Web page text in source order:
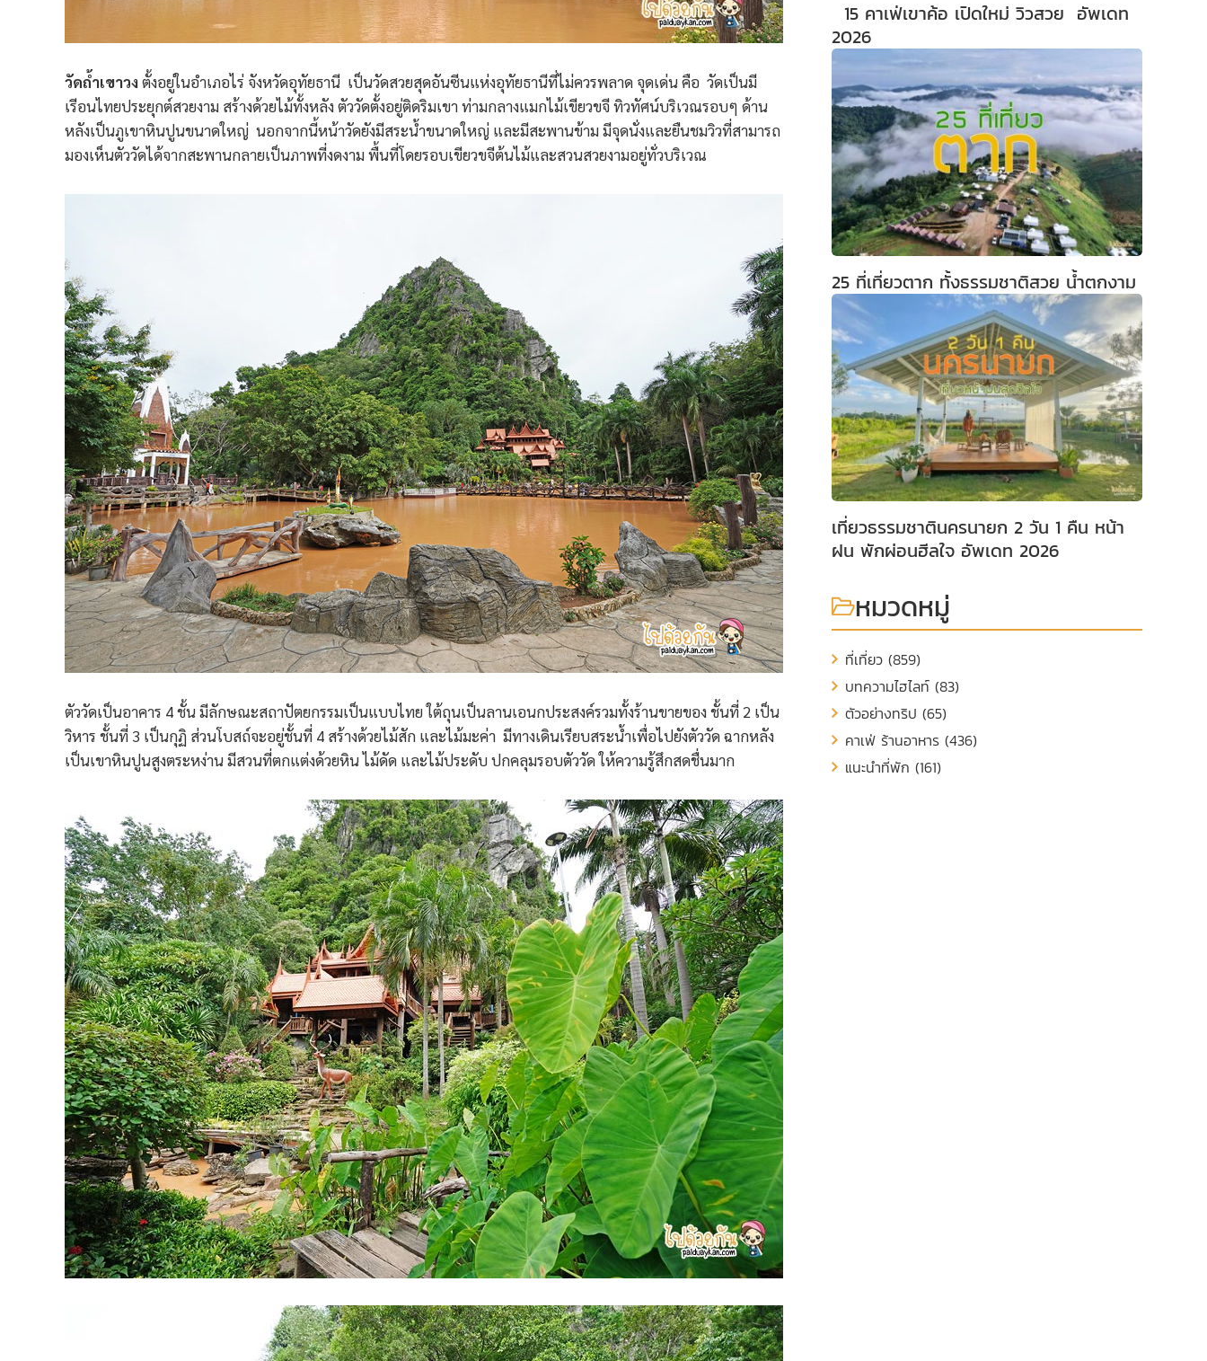
วัดถ้ำเขาวงตั้งอยู่ในอำเภอไร่ จังหวัดอุทัยธานี เป็นวัดสวยสุดอันซีนแห่งอุทัยธานีที่ไม่ควรพลาด จุดเด่น คือ วัดเป็นมี
เรีอนไทยประยุกต์สวยงาม สร้างด้วยไม้ทั้งหลัง ตัววัดตั้งอยู่ติดริมเขา ท่ามกลางแมกไม้เขียวขจี ทิวทัศน์บริเวณรอบๆ ด้าน
หลังเป็นภูเขาหินปูนขนาดใหญ่ นอกจากนี้หน้าวัดยังมีสระน้ำขนาดใหญ่ และมีสะพานข้าม มีจุดนั่งและยืนชมวิวที่สามารถ
มองเห็นตัววัดได้จากสะพานกลายเป็นภาพที่งดงาม พื้นที่โดยรอบเขียวขจีต้นไม้และสวนสวยงามอยู่ทั่วบริเวณ
ตัววัดเป็นอาคาร 4 ชั้น มีลักษณะสถาปัตยกรรมเป็นแบบไทย ใต้ถุนเป็นลานเอนกประสงค์รวมทั้งร้านขายของ ชั้นที่ 2 เป็น
วิหาร ชั้นที่ 3 เป็นกุฏิ ส่วนโบสถ์จะอยู่ชั้นที่ 4 สร้างด้วยไม้สัก และไม้มะค่า มีทางเดินเรียบสระน้ำเพื่อไปยังตัววัด ฉากหลัง
เป็นเขาหินปูนสูงตระหง่าน มีสวนที่ตกแต่งด้วยหิน ไม้ดัด และไม้ประดับ ปกคลุมรอบตัววัด ให้ความรู้สึกสดชื่นมาก
15 คาเฟ่เขาค้อ เปิดใหม่ วิวสวย อัพเดท
2026
25 ที่เที่ยวตาก ทั้งธรรมชาติสวย น้ำตกงาม
เที่ยวธรรมชาตินครนายก 2 วัน 1 คืน หน้า
ฝน พักผ่อนฮีลใจ อัพเดท 2026
หมวดหมู่
ที่เที่ยว (859)
บทความไฮไลท์ (83)
ตัวอย่างทริป (65)
คาเฟ่ ร้านอาหาร (436)
แนะนำที่พัก (161)